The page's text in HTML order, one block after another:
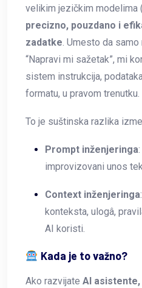
velikim jezičkim modelima
precizno, pouzdano i
zadatke. Umesto da
“Napravi mi sažetak”, mi
sistem instrukcija,
formatu, u pravom trenutku.
To je suštinska razlika
Prompt inženjeringa
improvizovani unos
Context inženjeringa
konteksta, ulogâ,
AI koristi.
Kada je to važno?
Ako razvijate AI